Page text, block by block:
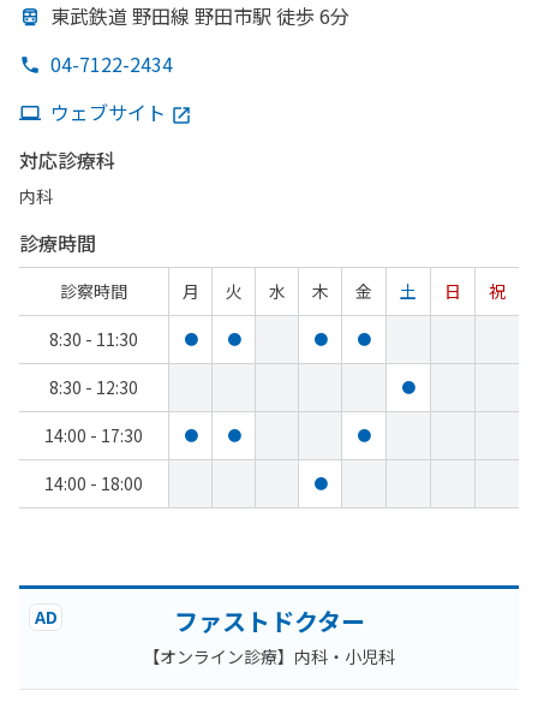
東武鉄道 野田線 野田市駅 徒歩 6分
04-7122-2434
ウェブサイト
対応診療科
内科
診療時間
診察時間 月 火 水 木 金 土 日
祝
8:30 - 11:30
● ● ● ●
8:30 - 12:30 ●
14:00 - 17:30 ● ● ●
14:00 - 18:00 ●
AD ファストドクター
【オンライン診療】内科・小児科